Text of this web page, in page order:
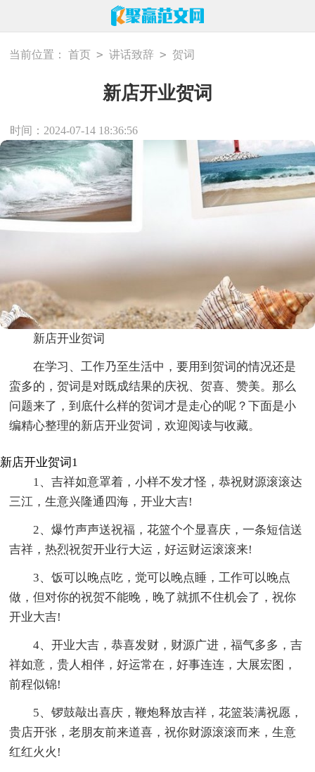
当前位置： 首页 > 讲话致辞 > 贺词
新店开业贺词
时间：2024-07-14 18:36:56
新店开业贺词
在学习、工作乃至生活中，要用到贺词的情况还是
蛮多的，贺词是对既成结果的庆祝、贺喜、赞美。那么
问题来了，到底什么样的贺词才是走心的呢？下面是小
编精心整理的新店开业贺词，欢迎阅读与收藏。
新店开业贺词1
1、吉祥如意罩着，小样不发才怪，恭祝财源滚滚达
三江，生意兴隆通四海，开业大吉!
2、爆竹声声送祝福，花篮个个显喜庆，一条短信送
吉祥，热烈祝贺开业行大运，好运财运滚滚来!
3、饭可以晚点吃，觉可以晚点睡，工作可以晚点
做，但对你的祝贺不能晚，晚了就抓不住机会了，祝你
开业大吉!
4、开业大吉，恭喜发财，财源广进，福气多多，吉
祥如意，贵人相伴，好运常在，好事连连，大展宏图，
前程似锦!
5、锣鼓敲出喜庆，鞭炮释放吉祥，花篮装满祝愿，
贵店开张，老朋友前来道喜，祝你财源滚滚而来，生意
红红火火!